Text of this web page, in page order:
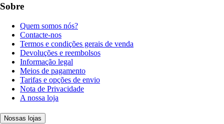
Sobre
Quem somos nós?
Contacte-nos
Termos e condições gerais de venda
Devoluções e reembolsos
Informação legal
Meios de pagamento
Tarifas e opções de envio
Nota de Privacidade
A nossa loja
Nossas lojas